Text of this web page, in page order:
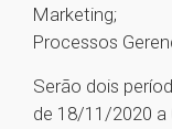
Marketing;
Processos
Serão dois
de 18/11/2020